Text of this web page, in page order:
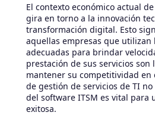
El contexto económico actual
gira en torno a la innovación
transformación digital. Esto
aquellas empresas que utilizan
adecuadas para brindar
prestación de sus servicios son
mantener su competitividad en
de gestión de servicios de TI
del software ITSM es vital para
exitosa.